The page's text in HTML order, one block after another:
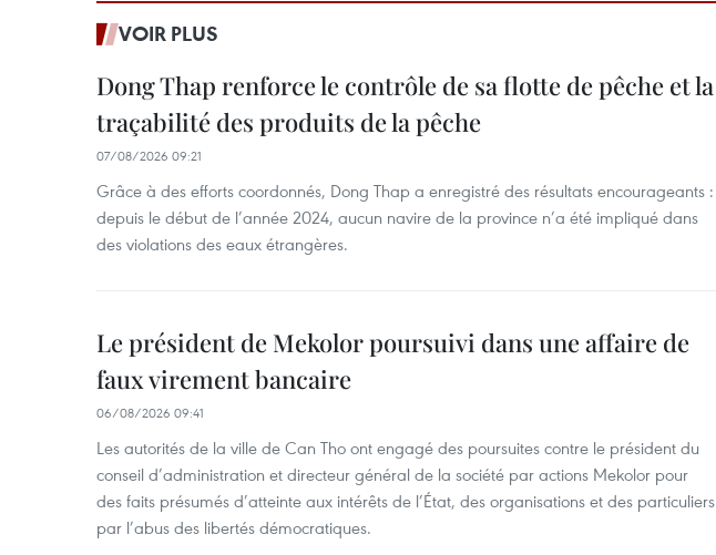
VOIR PLUS
Dong Thap renforce le contrôle de sa flotte de pêche et la
traçabilité des produits de la pêche
07/08/2026 09:21
Grâce à des efforts coordonnés, Dong Thap a enregistré des résultats encourageants :
depuis le début de l’année 2024, aucun navire de la province n’a été impliqué dans
des violations des eaux étrangères.
Le président de Mekolor poursuivi dans une affaire de
faux virement bancaire
06/08/2026 09:41
Les autorités de la ville de Can Tho ont engagé des poursuites contre le président du
conseil d’administration et directeur général de la société par actions Mekolor pour
des faits présumés d’atteinte aux intérêts de l’État, des organisations et des particuliers
par l’abus des libertés démocratiques.